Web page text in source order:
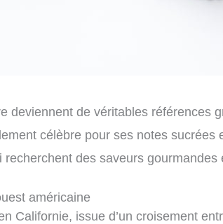
deviennent de véritables références
célèbre pour ses notes
des saveurs
américaine
Californie, issue d’un croisement